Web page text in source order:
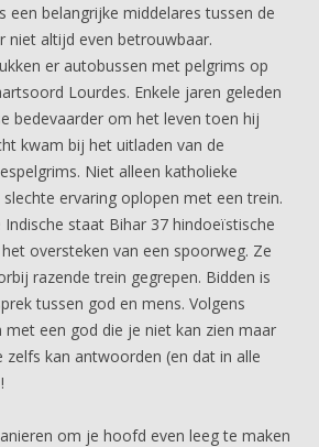
een belangrijke middelares tussen de
niet altijd even betrouwbaar.
er autobussen met pelgrims op
Lourdes. Enkele jaren geleden
bedevaarder om het leven toen hij
kwam bij het uitladen van de
Niet alleen katholieke
ervaring oplopen met een trein.
staat Bihar 37 hindoeïstische
oversteken van een spoorweg. Ze
razende trein gegrepen. Bidden is
tussen god en mens. Volgens
met een god die je niet kan zien maar
kan antwoorden (en dat in alle
om je hoofd even leeg te maken